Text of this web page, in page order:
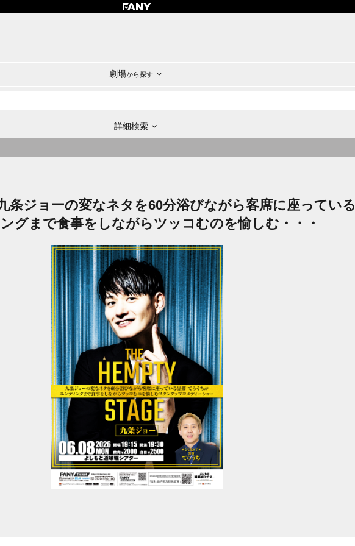
劇場から探す
詳細検索
条ジョーの変なネタを60分浴びながら客席に座っている
グまで食事をしながらツッコむのを愉しむ・・・